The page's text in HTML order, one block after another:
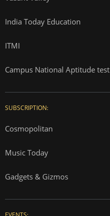
India Today Education
ITMI
Campus National Aptitude test
SUBSCRIPTION:
Cosmopolitan
Music Today
Gadgets & Gizmos